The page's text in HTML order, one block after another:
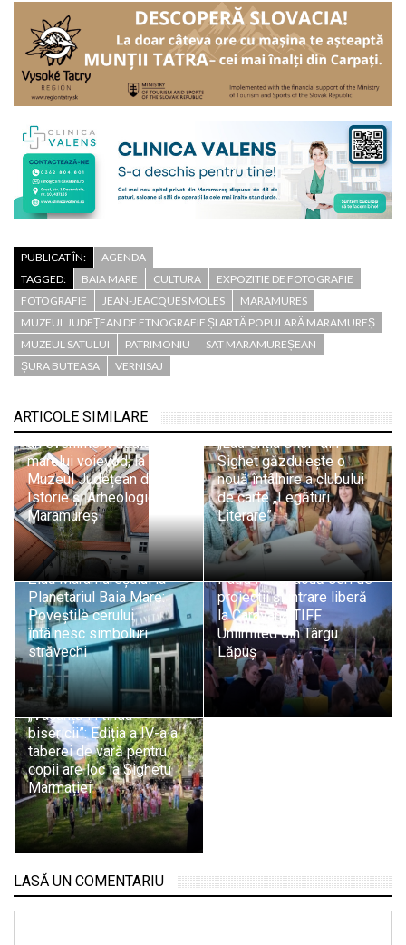
PUBLICAT ÎN:
AGENDA
TAGGED:
BAIA MARE CULTURA
EXPOZITIE DE FOTOGRAFIE
FOTOGRAFIE
JEAN-JEACQUES MOLES
MARAMURES
MUZEUL JUDEȚEAN DE ETNOGRAFIE ȘI ARTĂ POPULARĂ MARAMUREȘ
MUZEUL SATULUI
PATRIMONIU
SAT MARAMUREȘEAN
ȘURA BUTEASA
VERNISAJ
ARTICOLE SIMILARE
Baia Mare: istorie,
patrimoniu și memorie” –
un eveniment dedicat
marelui voievod, la
Muzeul Județean de
Istorie și Arheologie
Maramureș
Biblioteca Municipală
„Laurențiu Ulici” din
Sighet găzduiește o
nouă întâlnire a clubului
de carte „Legături
Literare”
Ziua Maramureșului la
Planetariul Baia Mare:
Poveștile cerului
întâlnesc simboluri
străvechi
Patru filme, două seri de
proiecții și intrare liberă
la Caravana TIFF
Unlimited din Târgu
Lăpuș
„Vacanță în tinda
bisericii”: Ediția a IV-a a
taberei de vară pentru
copii are loc la Sighetu
Marmației
LASĂ UN COMENTARIU